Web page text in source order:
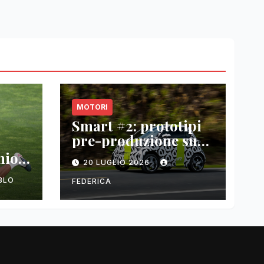
MOTORI
Smart #2: prototipi
pre-produzione su
strada prima del
paris motor show
2026
20 LUGLIO 2026
FEDERICA